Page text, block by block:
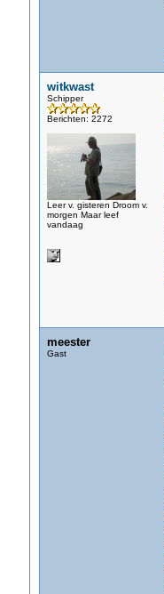
witkwast
Schipper
Berichten: 2272
Leer v. gisteren Droom v.
morgen Maar leef
vandaag
meester
Gast